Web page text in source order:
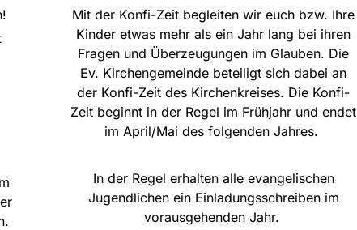
Mit der Konfi-Zeit begleiten wir euch bzw. Ihre
Kinder etwas mehr als ein Jahr lang bei ihren
Fragen und Überzeugungen im Glauben. Die
Ev. Kirchengemeinde beteiligt sich dabei an
der Konfi-Zeit des Kirchenkreises. Die Konfi-
Zeit beginnt in der Regel im Frühjahr und endet
im April/Mai des folgenden Jahres.
In der Regel erhalten alle evangelischen
Jugendlichen ein Einladungsschreiben im
vorausgehenden Jahr.